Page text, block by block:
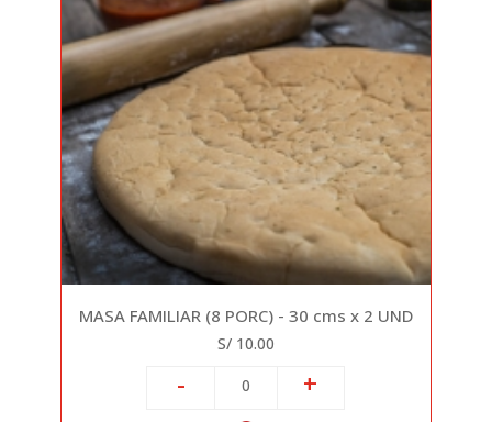
MASA FAMILIAR (8 PORC) - 30 cms x 2 UND
S/ 10.00
- 0 +